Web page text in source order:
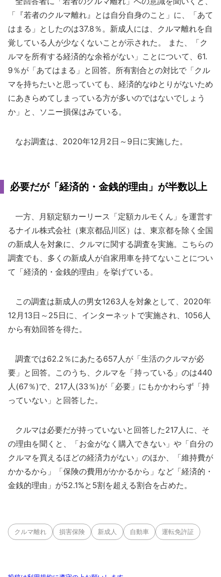
「『若者のクルマ離れ』とは自分自身のこと」に、「あて
はまる」としたのは37.8％。新成人には、クルマ離れを自
覚している人が少なくないことが示された。 また、「ク
ルマを所有する経済的な余裕がない」ことについて、61.
9％が「あてはまる」と回答。所有割合との対比で「クル
マを持ちたいと思っていても、経済的なゆとりがないため
にあきらめてしまっている方が多いのではないでしょう
か」と、ソニー損保はみている。
なお調査は、2020年12月2日～9日に実施した。
必要だが「経済的・金銭的理由」が半数以上
一方、月額定額カーリース「定額カルモくん」を運営す
るナイル株式会社（東京都品川区）は、東京都を除く全国
の新成人を対象に、クルマに関する調査を実施。こちらの
調査でも、多くの新成人が自家用車を持てないことについ
て「経済的・金銭的理由」を挙げている。
この調査は新成人の男女1263人を対象として、2020年
12月13日～25日に、インターネットで実施され、1056人
から有効回答を得た。
調査では62.2％にあたる657人が「生活のクルマが必
要」と回答。このうち、クルマを「持っている」のは440
人(67％)で、217人(33％)が「必要」にもかかわらず「持
っていない」と回答した。
クルマは必要だが持っていないと回答した217人に、そ
の理由を聞くと、「お金がなく購入できない」や「自分の
クルマを買えるほどの経済力がない」のほか、「維持費が
かかるから」「保険の費用がかかるから」など「経済的・
金銭的理由」が52.1%と5割を超える割合を占めた。
クルマ離れ 損害保険 新成人 自動車 運転免許証